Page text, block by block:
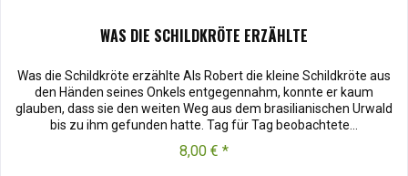
WAS DIE SCHILDKRÖTE ERZÄHLTE
Was die Schildkröte erzählte Als Robert die kleine Schildkröte aus
den Händen seines Onkels entgegennahm, konnte er kaum
glauben, dass sie den weiten Weg aus dem brasilianischen Urwald
bis zu ihm gefunden hatte. Tag für Tag beobachtete...
8,00 € *